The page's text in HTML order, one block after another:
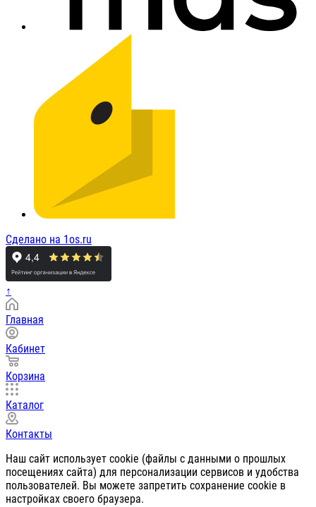
Сделано на 1os.ru
↑
Главная
Кабинет
Корзина
Каталог
Контакты
Наш сайт использует cookie (файлы с данными о прошлых
посещениях сайта) для персонализации сервисов и удобства
пользователей. Вы можете запретить сохранение cookie в
настройках своего браузера.